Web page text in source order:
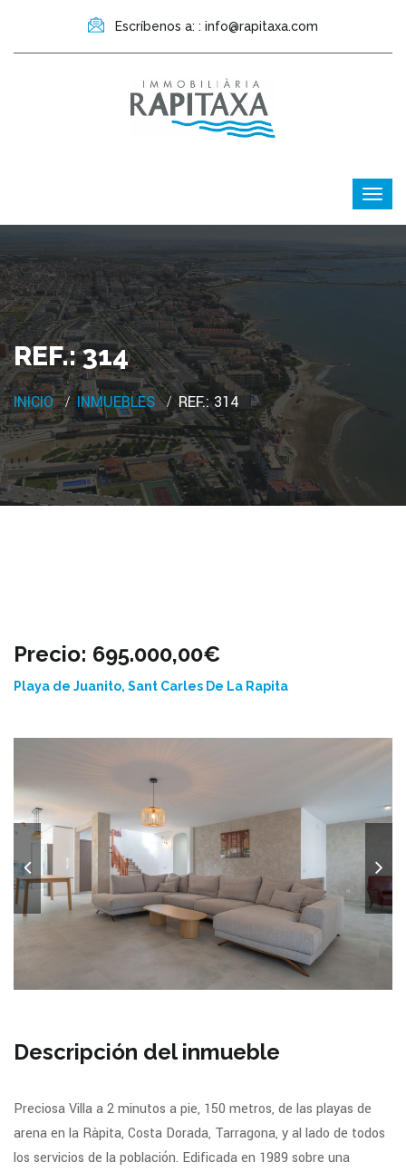
Escríbenos a: : info@rapitaxa.com
REF.: 314
INICIO INMUEBLES REF.: 314
Precio: 695.000,00€
Playa de Juanito, Sant Carles De La Rapita
Descripción del inmueble
Preciosa Villa a 2 minutos a pie, 150 metros, de las playas de
arena en la Ràpita, Costa Dorada, Tarragona, y al lado de todos
los servicios de la población. Edificada en 1989 sobre una